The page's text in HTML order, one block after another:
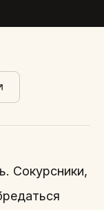
Сокурсники,